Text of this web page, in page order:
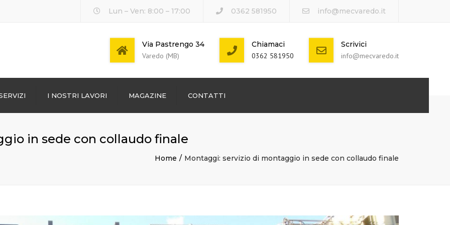
Lun – Ven: 8:00 – 17:00 0362 581950 info@mecvaredo.it
Via Pastrengo 34
Varedo (MB)
Chiamaci
0362 581950
Scrivici
info@mecvaredo.it
I NOSTRI LAVORI MAGAZINE CONTATTI
in sede con collaudo finale
Home Montaggi: servizio di montaggio in sede con collaudo finale